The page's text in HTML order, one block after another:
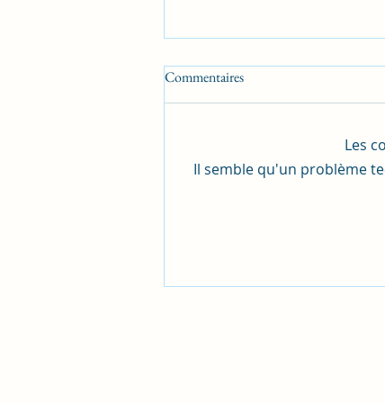
Commentaires
Les
Il semble qu'un problème